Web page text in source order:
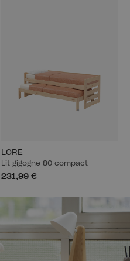
LORE
Lit gigogne 80 compact
231,99 €